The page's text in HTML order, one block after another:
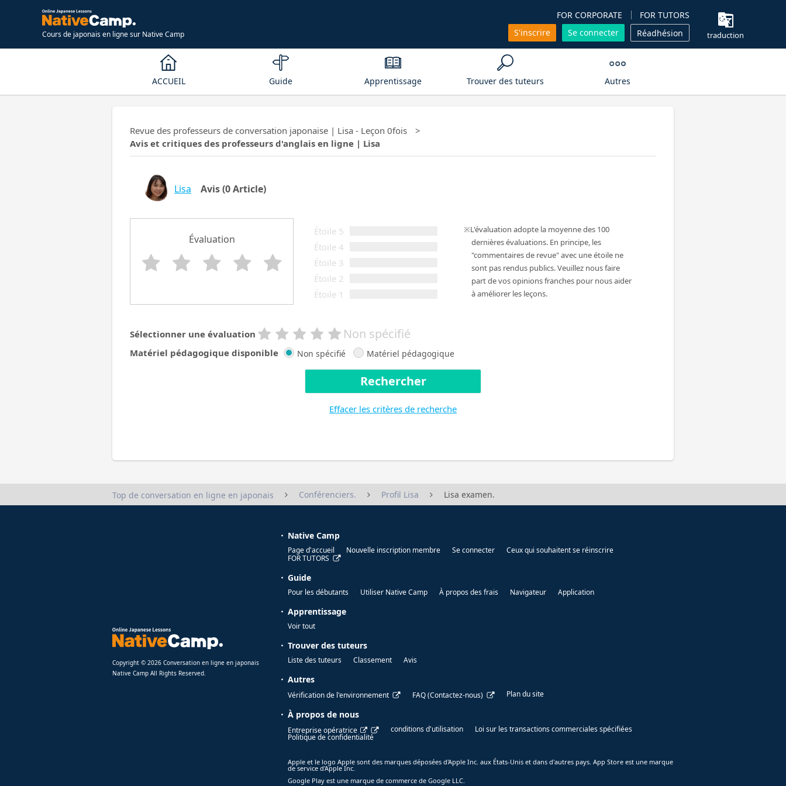
Cours de japonais en ligne sur Native Camp
FOR CORPORATE
FOR TUTORS
S'inscrire
Se connecter Réadhésion traduction
ACCUEIL Guide Apprentissage Trouver des tuteurs Autres
Revue des professeurs de conversation japonaise | Lisa - Leçon 0fois
Avis et critiques des professeurs d'anglais en ligne | Lisa
Lisa Avis(0 Article)
Évaluation
Étoile 5
Étoile 4
Étoile 3
Étoile 2
Étoile 1
L'évaluation adopte la moyenne des 100
dernières évaluations. En principe, les
"commentaires de revue" avec une étoile ne
sont pas rendus publics. Veuillez nous faire
part de vos opinions franches pour nous aider
à améliorer les leçons.
Sélectionner une évaluation Non spécifié
Matériel pédagogique disponible Non spécifié Matériel pédagogique
Rechercher
Effacer les critères de recherche
Top de conversation en ligne en japonais Conférenciers. Profil Lisa Lisa examen.
Copyright © 2026 Conversation en ligne en japonais
Native Camp All Rights Reserved.
Native Camp
Page d'accueil Nouvelle inscription membre Se connecter
Ceux qui souhaitent se réinscrire
FOR TUTORS
Guide
Pour les débutants Utiliser Native Camp À propos des frais Navigateur Application
Apprentissage
Voir tout
Trouver des tuteurs
Liste des tuteurs Classement Avis
Autres
Vérification de l'environnement FAQ (Contactez-nous) Plan du site
À propos de nous
Entreprise opératrice conditions d'utilisation
Loi sur les transactions commerciales spécifiées
Politique de confidentialité
Apple et le logo Apple sont des marques déposées d'Apple Inc. aux États-Unis et dans d'autres pays. App Store est une marque
de service d'Apple Inc.
Google Play est une marque de commerce de Google LLC.